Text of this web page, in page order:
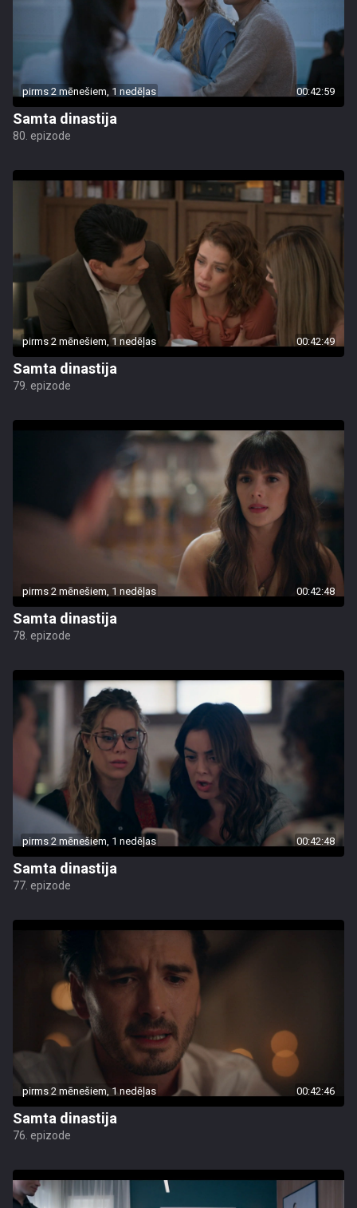
pirms 2 mēnešiem, 1 nedēļas 00:42:59
Samta dinastija
80. epizode
pirms 2 mēnešiem, 1 nedēļas 00:42:49
Samta dinastija
79. epizode
pirms 2 mēnešiem, 1 nedēļas 00:42:48
Samta dinastija
78. epizode
pirms 2 mēnešiem, 1 nedēļas 00:42:48
Samta dinastija
77. epizode
pirms 2 mēnešiem, 1 nedēļas 00:42:46
Samta dinastija
76. epizode